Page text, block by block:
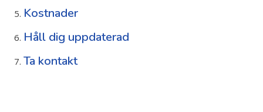
Kostnader
Håll dig uppdaterad
Ta kontakt